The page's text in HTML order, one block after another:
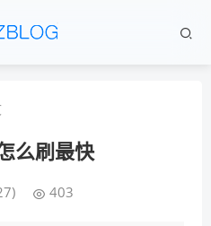
么刷最快
403